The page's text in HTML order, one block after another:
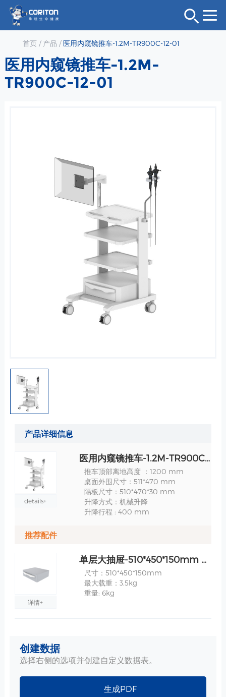
首页/ 产品 /医用内窥镜推车-1.2M-TR900C-12-01
医用内窥镜推车-1.2M-
TR900C-12-01
产品详细信息
details+
医用内窥镜推车-1.2M-TR900C-12-01 规格
推车顶部离地高度 ：1200 mm
桌面外围尺寸：511*470 mm
隔板尺寸：510*470*30 mm
升降方式：机械升降
升降行程 : 400 mm
推荐配件
详情+
单层大抽屉-510*450*150mm 用于内窥镜推车 规格
尺寸：510*450*150mm
最大载重：3.5kg
重量: 6kg
详情+
垂直旋转角度：0~ -25° or 0~ -120°
支臂整体承重 ：30kg
上机板承重：15kg
创建数据
选择右侧的选项并创建自定义数据表。
生成PDF